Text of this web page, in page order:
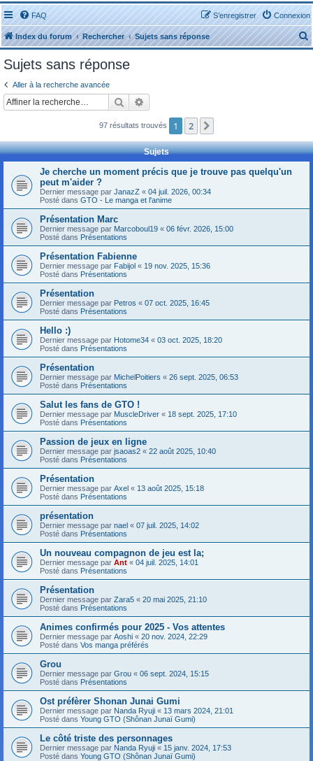
FAQ Connexion
S’enregistrer
Index du forum Rechercher Sujets sans réponse
e
h
Sujets sans réponse
Aller à la recherche avancée
Rechercher
97 résultats trouvés 1 2
Sujets
Je cherche un moment précis que je trouve pas quelqu'un
peut m'aider ?
Dernier message par JanazZ « 04 juil. 2026, 00:34
Posté dans GTO - Le manga et l'anime
Présentation Marc
Dernier message par Marcoboul19 « 06 févr. 2026, 15:00
Posté dans Présentations
Présentation Fabienne
Dernier message par Fabijol « 19 nov. 2025, 15:36
Posté dans Présentations
Présentation
Dernier message par Petros « 07 oct. 2025, 16:45
Posté dans Présentations
Hello :)
Dernier message par Hotome34 « 03 oct. 2025, 18:20
Posté dans Présentations
Présentation
Dernier message par MichelPoitiers « 26 sept. 2025, 06:53
Posté dans Présentations
Salut les fans de GTO !
Dernier message par MuscleDriver « 18 sept. 2025, 17:10
Posté dans Présentations
Passion de jeux en ligne
Dernier message par jsaoas2 « 22 août 2025, 10:40
Posté dans Présentations
Présentation
Dernier message par Axel « 13 août 2025, 15:18
Posté dans Présentations
présentation
Dernier message par nael « 07 juil. 2025, 14:02
Posté dans Présentations
Un nouveau compagnon de jeu est la;
Dernier message par Ant « 04 juil. 2025, 14:01
Posté dans Présentations
Présentation
Dernier message par Zara5 « 20 mai 2025, 21:10
Posté dans Présentations
Animes confirmés pour 2025 - Vos attentes
Dernier message par Aoshi « 20 nov. 2024, 22:29
Posté dans Vos manga préférés
Grou
Dernier message par Grou « 06 sept. 2024, 15:15
Posté dans Présentations
Ost préfèrer Shonan Junai Gumi
Dernier message par Nanda Ryuji « 13 mars 2024, 21:01
Posté dans Young GTO (Shônan Junaï Gumi)
Le côté triste des personnages
Dernier message par Nanda Ryuji « 15 janv. 2024, 17:53
Posté dans Young GTO (Shônan Junaï Gumi)